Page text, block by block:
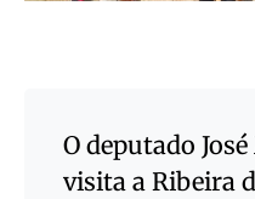
O deputado
visita a Ribeira